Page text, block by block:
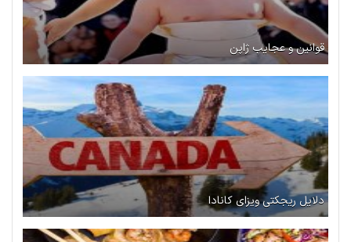
قوانین و عجایب ژاپن
دلایل ریجکتی ویزای کانادا